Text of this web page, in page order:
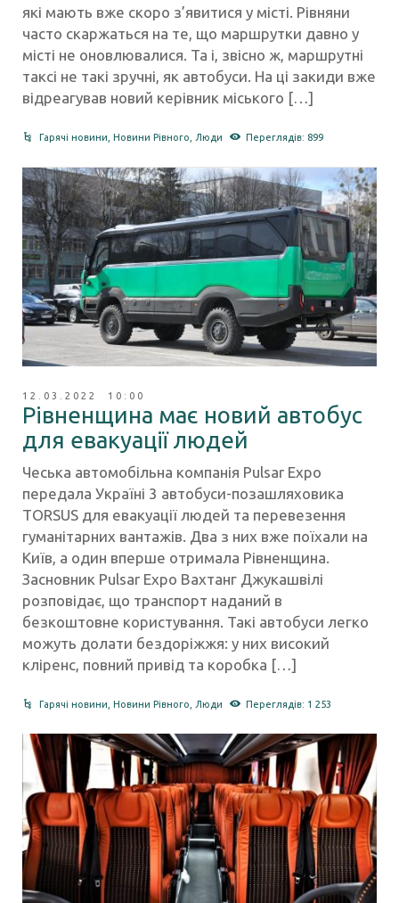
які мають вже скоро з’явитися у місті. Рівняни
часто скаржаться на те, що маршрутки давно у
місті не оновлювалися. Та і, звісно ж, маршрутні
таксі не такі зручні, як автобуси. На ці закиди вже
відреагував новий керівник міського […]
Гарячі новини ,Новини Рівного Люди Переглядів: 899
12.03.2022 10:00
Рівненщина має новий автобус
для евакуації людей
Чеська автомобільна компанія Pulsar Expо
передала Україні 3 автобуси-позашляховика
TORSUS для евакуації людей та перевезення
гуманітарних вантажів. Два з них вже поїхали на
Київ, а один вперше отримала Рівненщина.
Засновник Pulsar Expo Вахтанг Джукашвілі
розповідає, що транспорт наданий в
безкоштовне користування. Такі автобуси легко
можуть долати бездоріжжя: у них високий
кліренс, повний привід та коробка […]
Гарячі новини ,Новини Рівного Люди Переглядів: 1 253